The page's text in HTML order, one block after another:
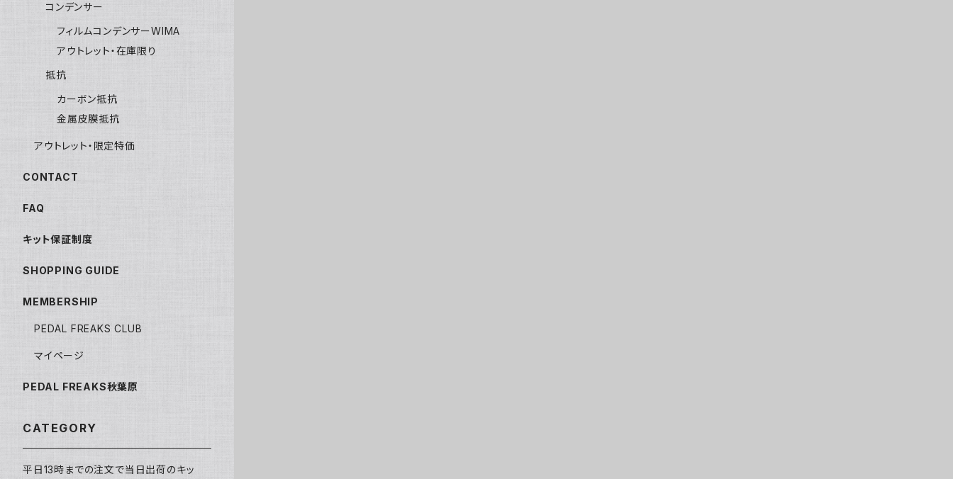
コンデンサー
フィルムコンデンサーWIMA
アウトレット・在庫限り
抵抗
カーボン抵抗
金属皮膜抵抗
アウトレット・限定特価
CONTACT
FAQ
キット保証制度
SHOPPING GUIDE
MEMBERSHIP
PEDAL FREAKS CLUB
マイページ
PEDAL FREAKS秋葉原
CATEGORY
平日13時までの注文で当日出荷のキッ